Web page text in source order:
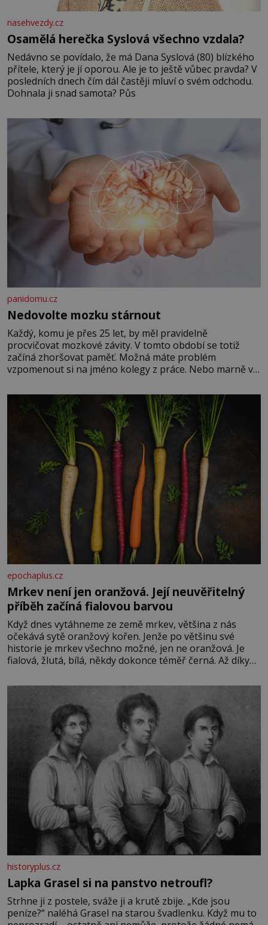
nasehvezdy.cz
Osamělá herečka Syslová všechno vzdala?
Nedávno se povídalo, že má Dana Syslová (80) blízkého
přítele, který je jí oporou. Ale je to ještě vůbec pravda? V
posledních dnech čím dál častěji mluví o svém odchodu.
Dohnala ji snad samota? Půs
panidomu.cz
Nedovolte mozku stárnout
Každý, komu je přes 25 let, by měl pravidelně
procvičovat mozkové závity. V tomto období se totiž
začíná zhoršovat paměť. Možná máte problém
vzpomenout si na jméno kolegy z práce. Nebo marně v
Je to opravdu tak, s věkem jako kdyby se paměť
rozhodla stávkovat. Cvičte
epochaplus.cz
Mrkev není jen oranžová. Její neuvěřitelný
příběh začíná fialovou barvou
Když dnes vytáhneme ze země mrkev, většina z nás
očekává sytě oranžový kořen. Jenže po většinu své
historie je mrkev všechno možné, jen ne oranžová. Je
fialová, žlutá, bílá, někdy dokonce téměř černá. Až díky
bez které si českou zahradu ani nedokážeme představit.
historyplus.cz
Lapka Grasel si na panstvo netroufl?
Strhne ji z postele, sváže ji a krutě zbije. „Kde jsou
peníze?“ naléhá Grasel na starou švadlenku. Když mu to